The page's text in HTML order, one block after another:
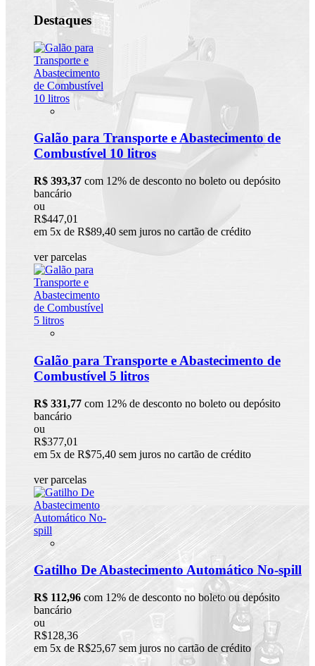
Destaques
Galão para Transporte e Abastecimento de
Combustível 10 litros
R$ 393,37 com 12% de desconto no boleto ou depósito
bancário
ou
R$447,01
em 5x de R$89,40 sem juros no cartão de crédito
ver parcelas
Galão para Transporte e Abastecimento de
Combustível 5 litros
R$ 331,77 com 12% de desconto no boleto ou depósito
bancário
ou
R$377,01
em 5x de R$75,40 sem juros no cartão de crédito
ver parcelas
Gatilho De Abastecimento Automático No-spill
R$ 112,96 com 12% de desconto no boleto ou depósito
bancário
ou
R$128,36
em 5x de R$25,67 sem juros no cartão de crédito